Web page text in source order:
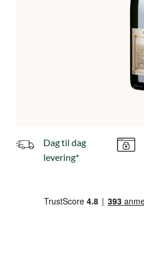
Dag til dag
levering*